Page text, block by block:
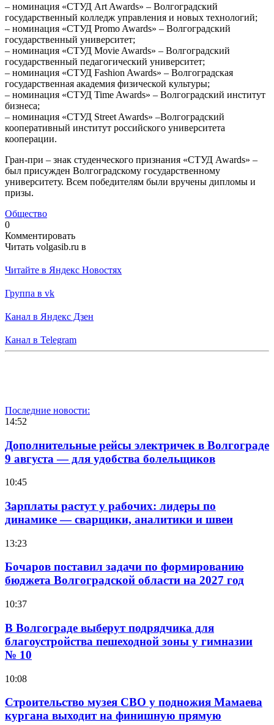
– номинация «СТУД Art Awards» – Волгоградский
государственный колледж управления и новых технологий;
– номинация «СТУД Promo Awards» – Волгоградский
государственный университет;
– номинация «CТУД Movie Awards» – Волгоградский
государственный педагогический университет;
– номинация «СТУД Fashion Awards» – Волгоградская
государственная академия физической культуры;
– номинация «СТУД Time Awards» – Волгоградский институт
бизнеса;
– номинация «СТУД Street Awards» –Волгоградский
кооперативный институт российского университета
кооперации.
Гран-при – знак студенческого признания «СТУД Awards» –
был присужден Волгоградскому государственному
университету. Всем победителям были вручены дипломы и
призы.
Общество
0
Комментировать
Читать volgasib.ru в
Читайте в Яндекс Новостях
Группа в vk
Канал в Яндекс Дзен
Канал в Telegram
Последние новости:
14:52
Дополнительные рейсы электричек в Волгограде
9 августа — для удобства болельщиков
10:45
Зарплаты растут у рабочих: лидеры по
динамике — сварщики, аналитики и швеи
13:23
Бочаров поставил задачи по формированию
бюджета Волгоградской области на 2027 год
10:37
В Волгограде выберут подрядчика для
благоустройства пешеходной зоны у гимназии
№ 10
10:08
Строительство музея СВО у подножия Мамаева
кургана выходит на финишную прямую